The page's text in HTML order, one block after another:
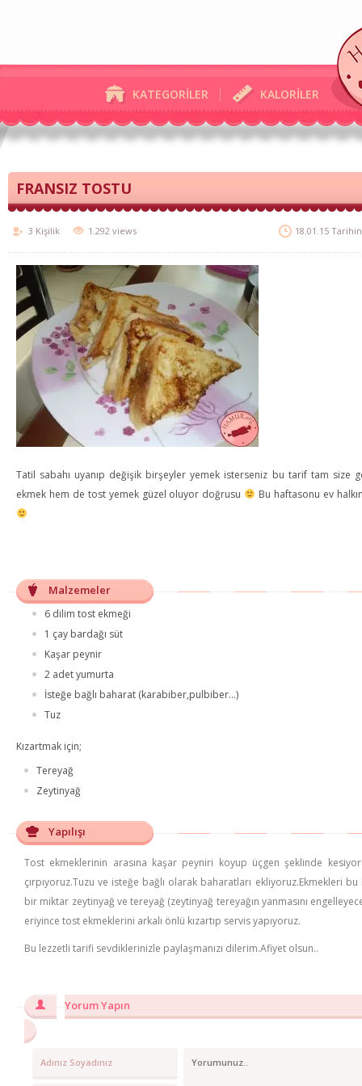
KATEGORİLER KALORİLER
FRANSIZ TOSTU
3 Kişilik 1.292 views 18.01.15
Tatil sabahı uyanıp değişik birşeyler yemek isterseniz bu tarif tam size
ekmek hem de tost yemek güzel oluyor doğrusu
Bu haftasonu ev
Malzemeler
6 dilim tost ekmeği
1 çay bardağı süt
Kaşar peynir
2 adet yumurta
İsteğe bağlı baharat (karabiber,pulbiber…)
Tuz
Kızartmak için;
Tereyağ
Zeytinyağ
Yapılışı
Tost ekmeklerinin arasına kaşar peyniri koyup üçgen şeklinde
çırpıyoruz.Tuzu ve isteğe bağlı olarak baharatları ekliyoruz.Ekmekleri bu
bir miktar zeytinyağ ve tereyağ (zeytinyağ tereyağın yanmasını
eriyince tost ekmeklerini arkalı önlü kızartıp servis yapıyoruz.
Bu lezzetli tarifi sevdiklerinizle paylaşmanızı dilerim.Afiyet olsun..
Yorum Yapın